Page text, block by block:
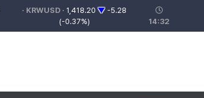
· KRWUSD · 1,418.20▼ -5.28
(-0.37%)
14:32